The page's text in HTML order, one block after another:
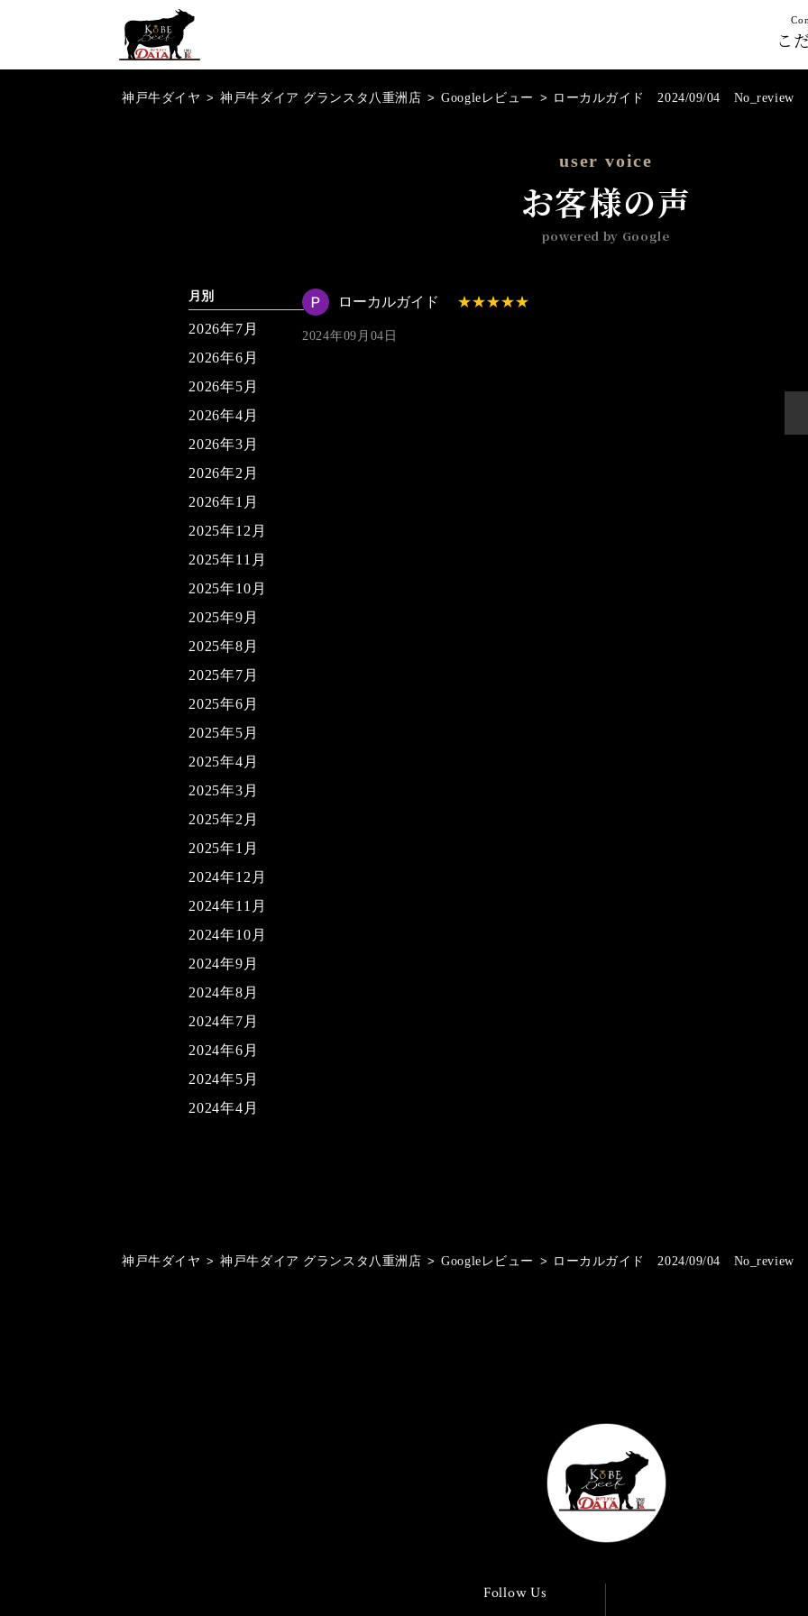
こ
神戸牛ダイヤ > 神戸牛ダイア グランスタ八重洲店 > Googleレビュー > ローカルガイド 2024/09/04 No_review
user voice
お客様の声
powered by Google
ローカルガイド
2024年09月04日
月別
2026年7月
2026年6月
2026年5月
2026年4月
2026年3月
2026年2月
2026年1月
2025年12月
2025年11月
2025年10月
2025年9月
2025年8月
2025年7月
2025年6月
2025年5月
2025年4月
2025年3月
2025年2月
2025年1月
2024年12月
2024年11月
2024年10月
2024年9月
2024年8月
2024年7月
2024年6月
2024年5月
2024年4月
神戸牛ダイヤ > 神戸牛ダイア グランスタ八重洲店 > Googleレビュー > ローカルガイド 2024/09/04 No_review
Follow Us